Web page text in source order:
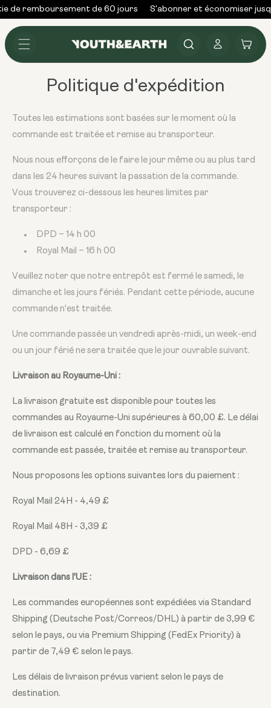
Skip to
content
de remboursement de 60 jours S'abonner et économiser
connecter
Panier
Politique d'expédition
Toutes les estimations sont basées sur le moment où la
commande est traitée et remise au transporteur.
Nous nous efforçons de le faire le jour même ou au plus tard
dans les 24 heures suivant la passation de la commande.
Vous trouverez ci-dessous les heures limites par
transporteur :
DPD – 14 h 00
Royal Mail – 16 h 00
Veuillez noter que notre entrepôt est fermé le samedi, le
dimanche et les jours fériés. Pendant cette période, aucune
commande n'est traitée.
Une commande passée un vendredi après-midi, un week-end
ou un jour férié ne sera traitée que le jour ouvrable suivant.
Livraison au Royaume-Uni :
La livraison gratuite est disponible pour toutes les
commandes au Royaume-Uni supérieures à 60,00 £. Le délai
de livraison est calculé en fonction du moment où la
commande est passée, traitée et remise au transporteur.
Nous proposons les options suivantes lors du paiement :
Royal Mail 24H - 4,49 £
Royal Mail 48H - 3,39 £
DPD - 6,69 £
Livraison dans l'UE :
Les commandes européennes sont expédiées via Standard
Shipping (Deutsche Post/Correos/DHL) à partir de 3,99 €
selon le pays, ou via Premium Shipping (FedEx Priority) à
partir de 7,49 € selon le pays.
Les délais de livraison prévus varient selon le pays de
destination.